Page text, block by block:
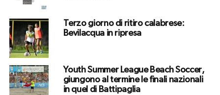
Terzo giorno di ritiro calabrese:
Bevilacqua in ripresa
Youth Summer League Beach Soccer,
giungono al termine le finali nazionali
in quel di Battipaglia